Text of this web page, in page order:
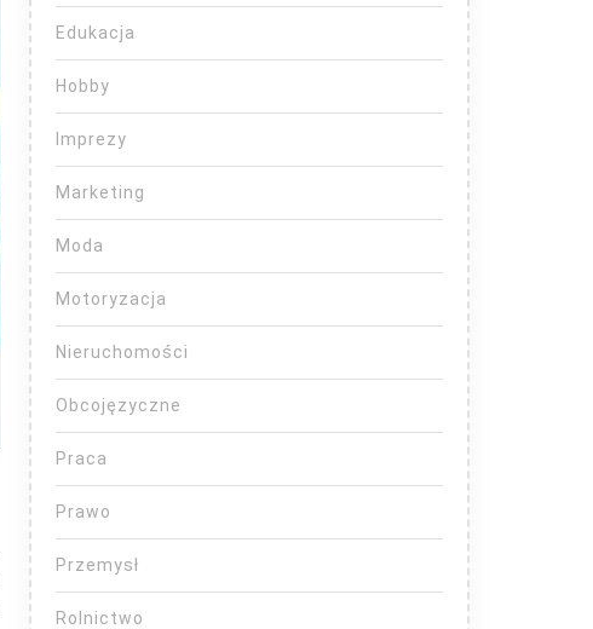
Edukacja
Hobby
Imprezy
Marketing
Moda
Motoryzacja
Nieruchomości
Obcojęzyczne
Praca
Prawo
Przemysł
Rolnictwo